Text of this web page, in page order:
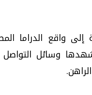
إلى واقع الدراما
وسائل